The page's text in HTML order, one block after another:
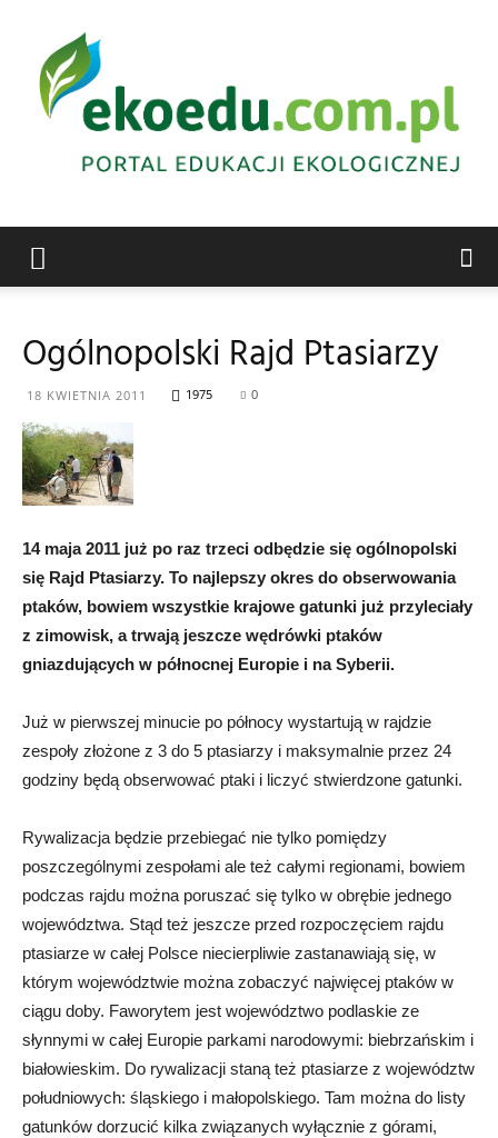
ekologiczna
Ogólnopolski Rajd Ptasiarzy
18 KWIETNIA 2011 1975 0
14 maja 2011 już po raz trzeci odbędzie się ogólnopolski
się Rajd Ptasiarzy. To najlepszy okres do obserwowania
ptaków, bowiem wszystkie krajowe gatunki już przyleciały
z zimowisk, a trwają jeszcze wędrówki ptaków
gniazdujących w północnej Europie i na Syberii.
Już w pierwszej minucie po północy wystartują w rajdzie
zespoły złożone z 3 do 5 ptasiarzy i maksymalnie przez 24
godziny będą obserwować ptaki i liczyć stwierdzone gatunki.
Rywalizacja będzie przebiegać nie tylko pomiędzy
poszczególnymi zespołami ale też całymi regionami, bowiem
podczas rajdu można poruszać się tylko w obrębie jednego
województwa. Stąd też jeszcze przed rozpoczęciem rajdu
ptasiarze w całej Polsce niecierpliwie zastanawiają się, w
którym województwie można zobaczyć najwięcej ptaków w
ciągu doby. Faworytem jest województwo podlaskie ze
słynnymi w całej Europie parkami narodowymi: biebrzańskim i
białowieskim. Do rywalizacji staną też ptasiarze z województw
południowych: śląskiego i małopolskiego. Tam można do listy
gatunków dorzucić kilka związanych wyłącznie z górami,